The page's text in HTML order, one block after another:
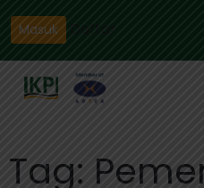
Masuk
Tag: